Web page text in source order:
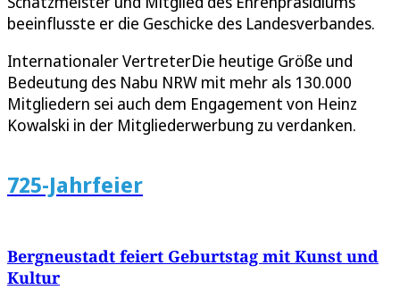
beeinflusste er die Geschicke des Landesverbandes.
Internationaler VertreterDie heutige Größe und
Bedeutung des Nabu NRW mit mehr als 130.000
Mitgliedern sei auch dem Engagement von Heinz
Kowalski in der Mitgliederwerbung zu verdanken.
725-Jahrfeier
Bergneustadt feiert Geburtstag mit Kunst und
Kultur